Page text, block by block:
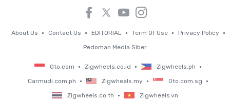
About Us Contact Us EDITORIAL Term Of Use
Privacy Policy
Pedoman Media Siber
Oto.com Zigwheels.co.id
Zigwheels.ph
Carmudi.com.ph
Zigwheels.my
Oto.com.sg
Zigwheels.co.th
Zigwheels.vn